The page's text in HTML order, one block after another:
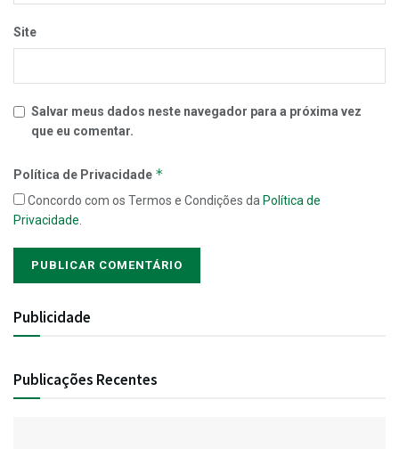
Site
Salvar meus dados neste navegador para a próxima vez
que eu comentar.
Política de Privacidade *
Concordo com os Termos e Condições da Política de
Privacidade
Publicidade
Publicações Recentes